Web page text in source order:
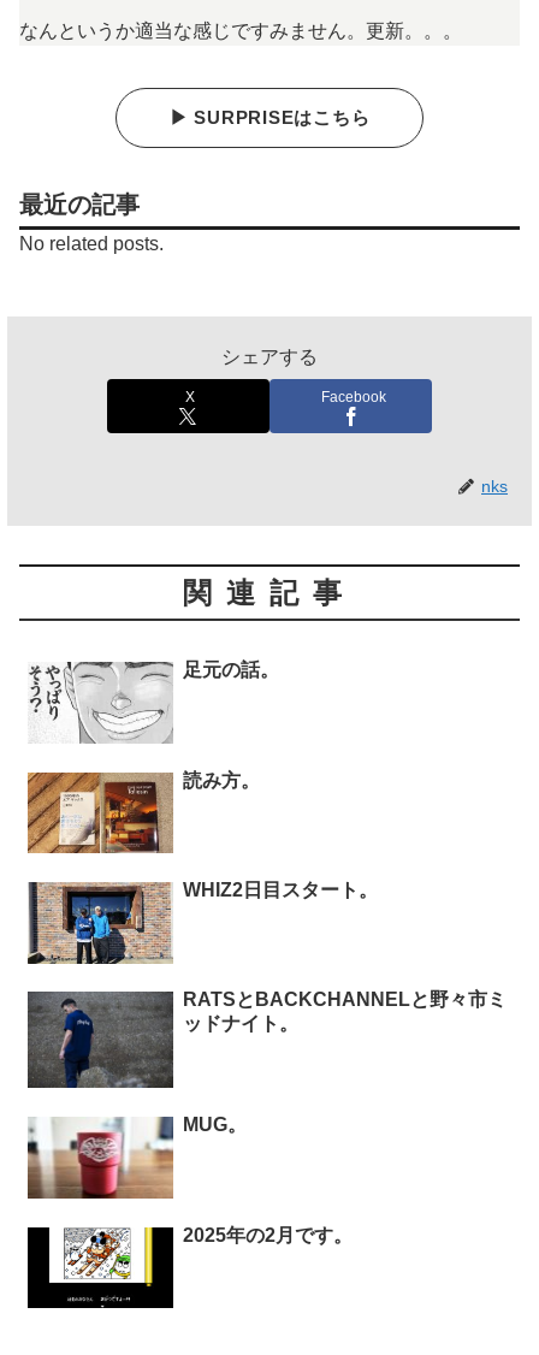
なんというか適当な感じですみません。更新。。。
▶ SURPRISEはこちら
最近の記事
No related posts.
シェアする
X Facebook
nks
関連記事
足元の話。
読み方。
WHIZ2日目スタート。
RATSとBACKCHANNELと野々市ミ
ッドナイト。
MUG。
2025年の2月です。